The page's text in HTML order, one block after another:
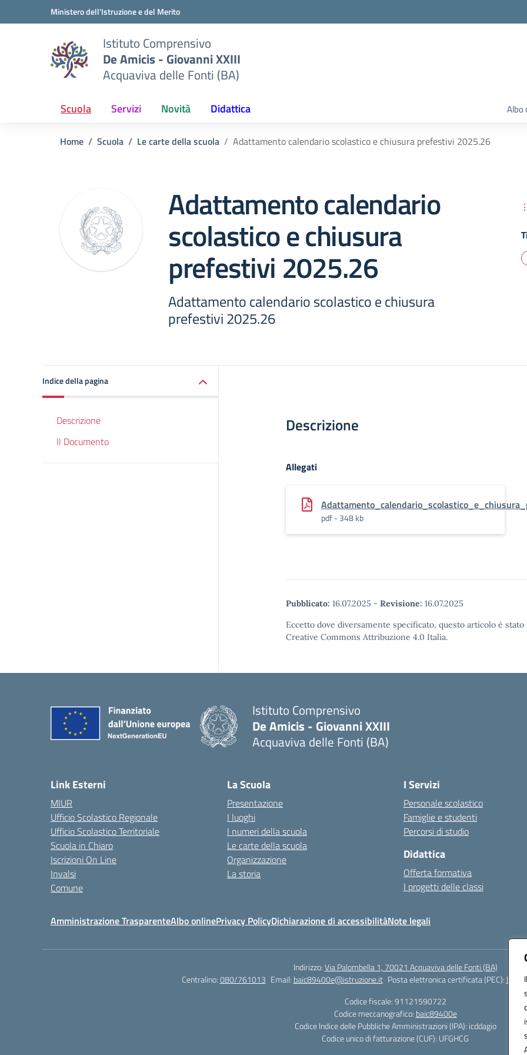
Vai ai contenuti
Vai al menu di navigazioneMinistero dell'Istruzione e del Merito
Istituto Comprensivo
De Amicis - Giovanni XXIII
Acquaviva delle Fonti (BA)
Scuola Servizi Novità Didattica Albo
Home Scuola Le carte della scuola Adattamento calendario scolastico e chiusura prefestivi 2025.26
Adattamento calendario
scolastico e chiusura
prefestivi 2025.26
Adattamento calendario scolastico e chiusura
prefestivi 2025.26
Indice della pagina
Descrizione
Il Documento
Descrizione
Allegati
pdf - 348 kb
Pubblicato: 16.07.2025 - Revisione: 16.07.2025
Eccetto dove diversamente specificato, questo articolo è
Creative Commons Attribuzione 4.0 Italia.
Istituto Comprensivo
De Amicis - Giovanni XXIII
Acquaviva delle Fonti (BA)
Link Esterni
MIUR
Ufficio Scolastico Regionale
Ufficio Scolastico Territoriale
Scuola in Chiaro
Iscrizioni On Line
Invalsi
Comune
La Scuola
Presentazione
I luoghi
I numeri della scuola
Le carte della scuola
Organizzazione
La storia
I Servizi
Personale scolastico
Famiglie e studenti
Percorsi di studio
Didattica
Offerta formativa
I progetti delle classi
Amministrazione TrasparenteAlbo onlinePrivacy PolicyDichiarazione di accessibilitàNote legali
Indirizzo:Via Palombella 1, 70021 Acquaviva delle Fonti (BA)
Centralino:080/761013 Email: baic89400e@istruzione.it Posta elettronica certificata (PEC):
Codice fiscale: 91121590722
Codice meccanografico: baic89400e
Codice Indice delle Pubbliche Amministrazioni (IPA): icddagio
Codice unico di fatturazione (CUF): UFGHCG